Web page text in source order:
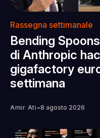
Rassegna settimanale
Bending
di Anthropic
gigafactory
settimana
Amir Ati -8 agosto 2026